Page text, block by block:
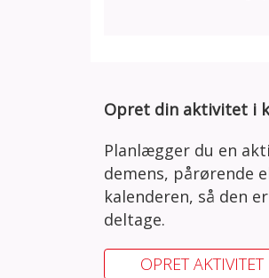
Opret din aktivitet i
Planlægger du en
demens, pårørende
kalenderen, så den
deltage.
OPRET AKTIVITET